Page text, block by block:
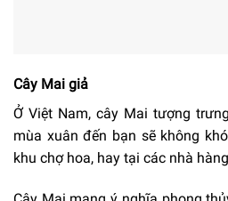
Cây Mai giả
Ở Việt Nam, cây Mai tượng
mùa xuân đến bạn sẽ không
khu chợ hoa, hay tại các nhà